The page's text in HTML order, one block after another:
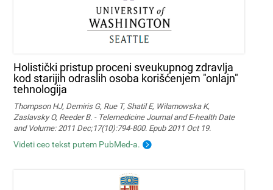
Holistički pristup proceni sveukupnog zdravlja
kod starijih odraslih osoba korišćenjem "onlajn"
tehnologija
Thompson HJ, Demiris G, Rue T, Shatil E, Wilamowska K,
Zaslavsky O, Reeder B. - Telemedicine Journal and E-health Date
and Volume: 2011 Dec;17(10):794-800. Epub 2011 Oct 19.
Videti ceo tekst putem PubMed-a.